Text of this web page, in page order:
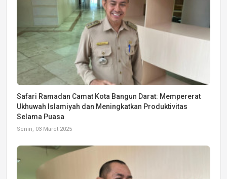
Safari Ramadan Camat Kota Bangun Darat: Mempererat
Ukhuwah Islamiyah dan Meningkatkan Produktivitas
Selama Puasa
Senin, 03 Maret 2025